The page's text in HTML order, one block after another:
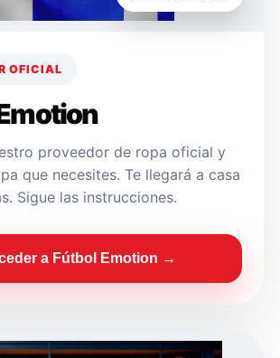
OFICIAL
proveedor de ropa oficial y
que necesites. Te llegará a casa
Sigue las instrucciones.
a Fútbol Emotion →